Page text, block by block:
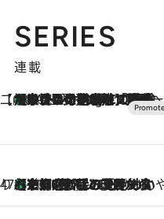
SERIES
連載
【CREA×星野リゾート】唯一無二。癒しと発見が待つ場所へ
10 Hours Ago
【トンボの足水浴】ヒノキの香りに包まれて涼感マックス！約13℃の湧水かけ流しを避暑地「星野温泉 トンボの湯」で体験
47都道府県の手みやげ ひんやりスイーツで夏を満喫
2026.8.7
【京都府】この夏絶対食べたい 冷やしておいしいおやつ3選 ひと口目から心を掴む新緑のテリーヌ